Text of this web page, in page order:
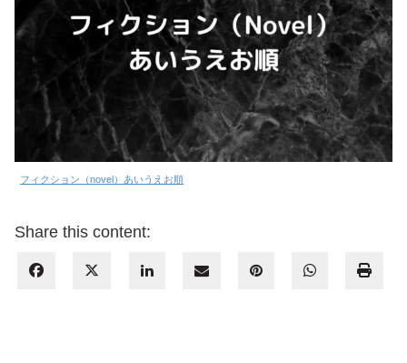
フィクション（novel）あいうえお順
Share this content: